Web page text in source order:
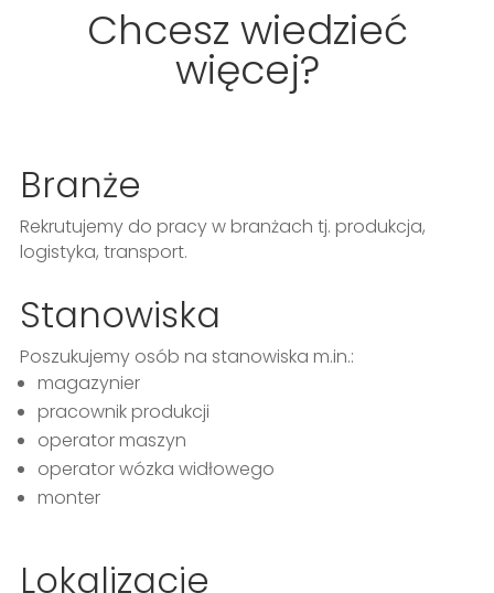
Chcesz wiedzieć
więcej?
Branże
Rekrutujemy do pracy w branżach tj. produkcja,
logistyka, transport.
Stanowiska
Poszukujemy osób na stanowiska m.in.:
magazynier
pracownik produkcji
operator maszyn
operator wózka widłowego
monter
Lokalizacje